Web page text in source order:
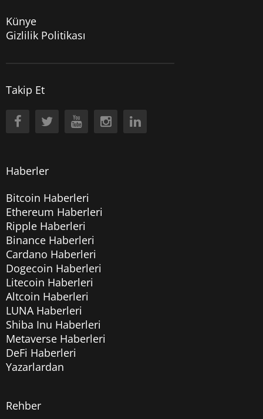
Künye
Gizlilik Politikası
Takip Et
Haberler
Bitcoin Haberleri
Ethereum Haberleri
Ripple Haberleri
Binance Haberleri
Cardano Haberleri
Dogecoin Haberleri
Litecoin Haberleri
Altcoin Haberleri
LUNA Haberleri
Shiba Inu Haberleri
Metaverse Haberleri
DeFi Haberleri
Yazarlardan
Rehber